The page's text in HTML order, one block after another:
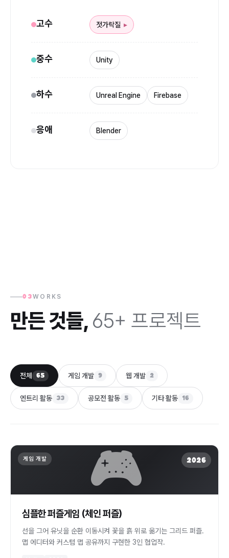
고수 젓가락질
중수 Unity
하수 Unreal Engine Firebase
응애 Blender
03WORKS
만든 것들, 65+ 프로젝트
전체 65 게임 개발 9 웹 개발 2
엔트리 활동 33 공모전 활동 5 기타 활동 16
게임 개발 2026
🎮
심플한 퍼즐게임 (체인 퍼즐)
선을 그어 유닛을 순환 이동시켜 꽃을 흙 위로 옮기는 그리드 퍼즐.
맵 에디터와 커스텀 맵 공유까지 구현한 3인 협업작.